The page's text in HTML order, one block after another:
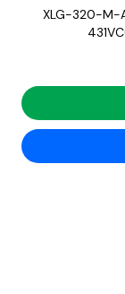
XLG-320-M-